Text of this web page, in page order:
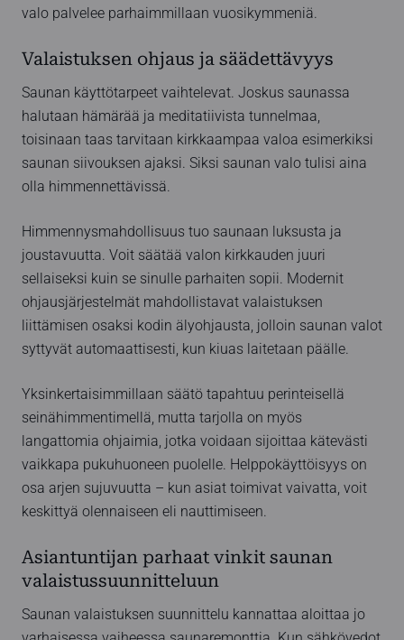
valo palvelee parhaimmillaan vuosikymmeniä.
Valaistuksen ohjaus ja säädettävyys
Saunan käyttötarpeet vaihtelevat. Joskus saunassa
halutaan hämärää ja meditatiivista tunnelmaa,
toisinaan taas tarvitaan kirkkaampaa valoa esimerkiksi
saunan siivouksen ajaksi. Siksi saunan valo tulisi aina
olla himmennettävissä.
Himmennysmahdollisuus tuo saunaan luksusta ja
joustavuutta. Voit säätää valon kirkkauden juuri
sellaiseksi kuin se sinulle parhaiten sopii. Modernit
ohjausjärjestelmät mahdollistavat valaistuksen
liittämisen osaksi kodin älyohjausta, jolloin saunan valot
syttyvät automaattisesti, kun kiuas laitetaan päälle.
Yksinkertaisimmillaan säätö tapahtuu perinteisellä
seinähimmentimellä, mutta tarjolla on myös
langattomia ohjaimia, jotka voidaan sijoittaa kätevästi
vaikkapa pukuhuoneen puolelle. Helppokäyttöisyys on
osa arjen sujuvuutta – kun asiat toimivat vaivatta, voit
keskittyä olennaiseen eli nauttimiseen.
Asiantuntijan parhaat vinkit saunan
valaistussuunnitteluun
Saunan valaistuksen suunnittelu kannattaa aloittaa jo